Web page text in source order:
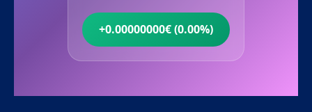
+0.00000000€ (0.00%)